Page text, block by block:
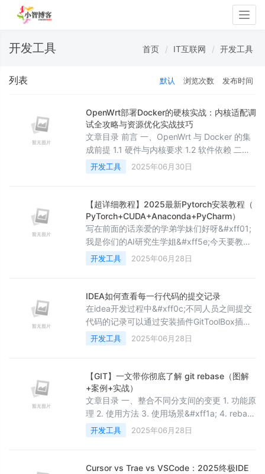
开发工具 首页 IT互联网 开发工具
列表 默认 浏览次数 发布时间
OpenWrt部署Docker的硬核实战：内核适配调
试全攻略与资源优化实战技巧
文章目录 前言 一、OpenWrt 与 Docker 的集
成前提 1.1 硬件与内核要求 1.2 软件依赖 二、
Docker 环境部署与验证 2.1 基础服务配置 2.2
存储驱动适配 三、容器化应用部署实践 3.1 资
性能优化与监控 4.1 容器资源监控 4.2 镜像精
简
开发工具 2025年06月30日
【超详细教程】2025最新Pytorch安装教程（
PyTorch+CUDA+Anaconda+PyCharm）
写在前面的话亲爱的学弟学妹们好呀&#xff01;
我是你们的AI研究生学姐&#xff5e;今天要教大
家一个超级实用的技能&#xff1a;如何从零开始
配置PyTorch深度学习环境&#xff01;还记得我
&#xff1f;环境配置就卡了整整两周&#xff0c;差
点劝退我这个计算机系的女生&#x1f62d; 所以
今天学姐就把踩过的所有坑都告诉你们
&#xff0c;保证让
开发工具 2025年06月28日
IDEA如何查看每一行代码的提交记录
在idea开发过程中&#xff0c;不同人员之间提交
代码的记录可以通过安装插件GitToolBox插件
并利用其功能查看每行代码提交的记录。包括
提交者&#xff0c;时间在代码都能看清一.安装插
安装&#xff0c;可以按照以下步骤进行安装
&#xff1a;打开 IntelliJ IDEA&#xff0c;点击菜单
栏中的 “File”-&gt;“Set
开发工具 2025年06月28日
【GIT】一文带你彻底了解 git rebase（图解
+案例+实战）
文章目录 一、整合不同分支间的变更 1. 功能原
理 2. 使用方法 3. 使用场景&#xff1a; 4. rebase
VS merge 4.1 异同 4.2 优缺点 4.3 小结 5. 工
作流实战 二、重建提交历史 1. 使用场景 2.使
--rebase 四、总结
开发工具 2025年06月28日
Cursor vs Trae vs VSCode：2025终极IDE